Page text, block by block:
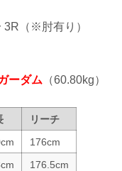
3R（※肘有り）
ーダム （60.80kg）
リーチ
176cm
176.5cm